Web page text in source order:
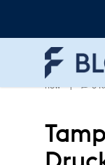
Doreen |
how
| 6